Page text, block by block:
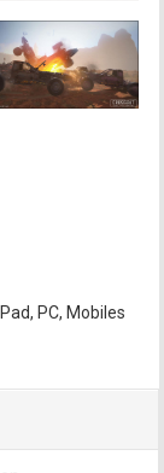
PC, Mobiles